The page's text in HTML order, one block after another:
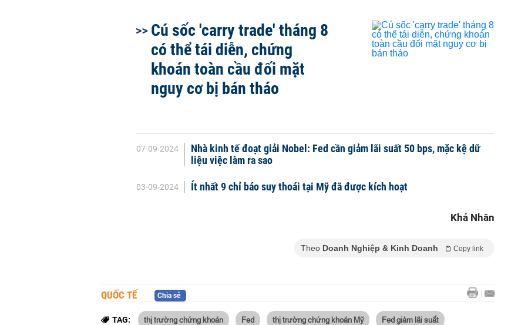
Cú sốc 'carry trade' tháng 8
có thể tái diễn, chứng
khoán toàn cầu đối mặt
nguy cơ bị bán tháo
07-09-2024
Nhà kinh tế đoạt giải Nobel: Fed cần giảm lãi suất 50 bps, mặc kệ dữ
liệu việc làm ra sao
03-09-2024 Ít nhất 9 chỉ báo suy thoái tại Mỹ đã được kích hoạt
Khả Nhân
Theo Doanh Nghiệp & Kinh Doanh Copy link
QUỐC TẾ Chia sẻ
TAG: thị trường chứng khoán Fed thị trường chứng khoán Mỹ Fed giảm lãi suất